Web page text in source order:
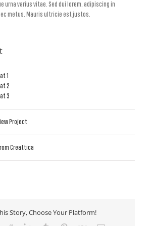
urna varius vitae. Sed dui lorem, adipiscing in
metus. Mauris ultricie est justos.
1
2
3
Project
Creattica
Story, Choose Your Platform!